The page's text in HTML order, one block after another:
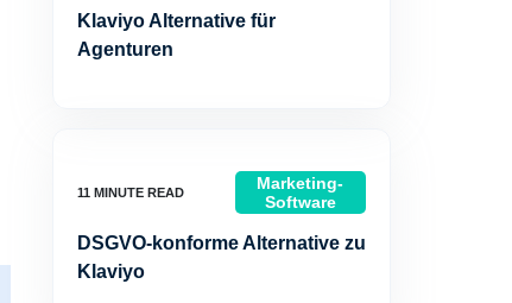
Klaviyo Alternative für
Agenturen
Marketing-
Software
DSGVO-konforme Alternative zu
Klaviyo